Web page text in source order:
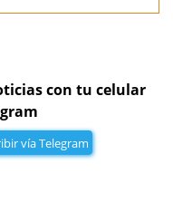
con tu celular
vía Telegram